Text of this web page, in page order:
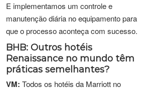
E implementamos um controle e
manutenção diária no equipamento para
que o processo aconteça com sucesso.
BHB: Outros hotéis
Renaissance no mundo têm
práticas semelhantes?
VM: Todos os hotéis da Marriott no